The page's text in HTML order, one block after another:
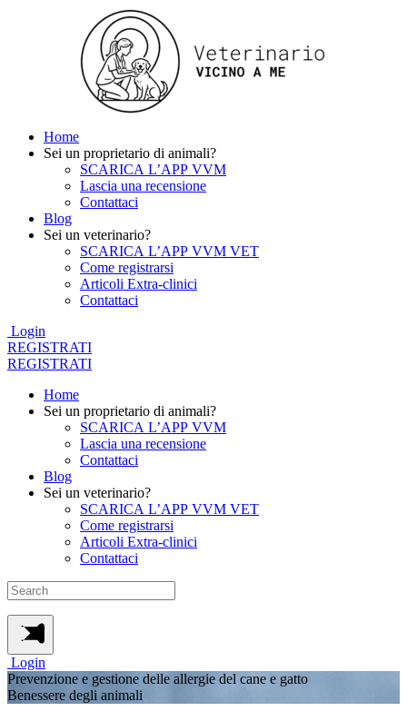
Home
Sei un proprietario di animali?
SCARICA L’APP VVM
Lascia una recensione
Contattaci
Blog
Sei un veterinario?
SCARICA L’APP VVM VET
Come registrarsi
Articoli Extra-clinici
Contattaci
Login
REGISTRATI
REGISTRATI
Home
Sei un proprietario di animali?
SCARICA L’APP VVM
Lascia una recensione
Contattaci
Blog
Sei un veterinario?
SCARICA L’APP VVM VET
Come registrarsi
Articoli Extra-clinici
Contattaci
Login
Prevenzione e gestione delle allergie del cane e gatto
Benessere degli animali